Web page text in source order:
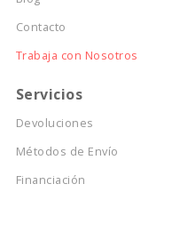
Contacto
Trabaja con Nosotros
Servicios
Devoluciones
Métodos de Envío
Financiación